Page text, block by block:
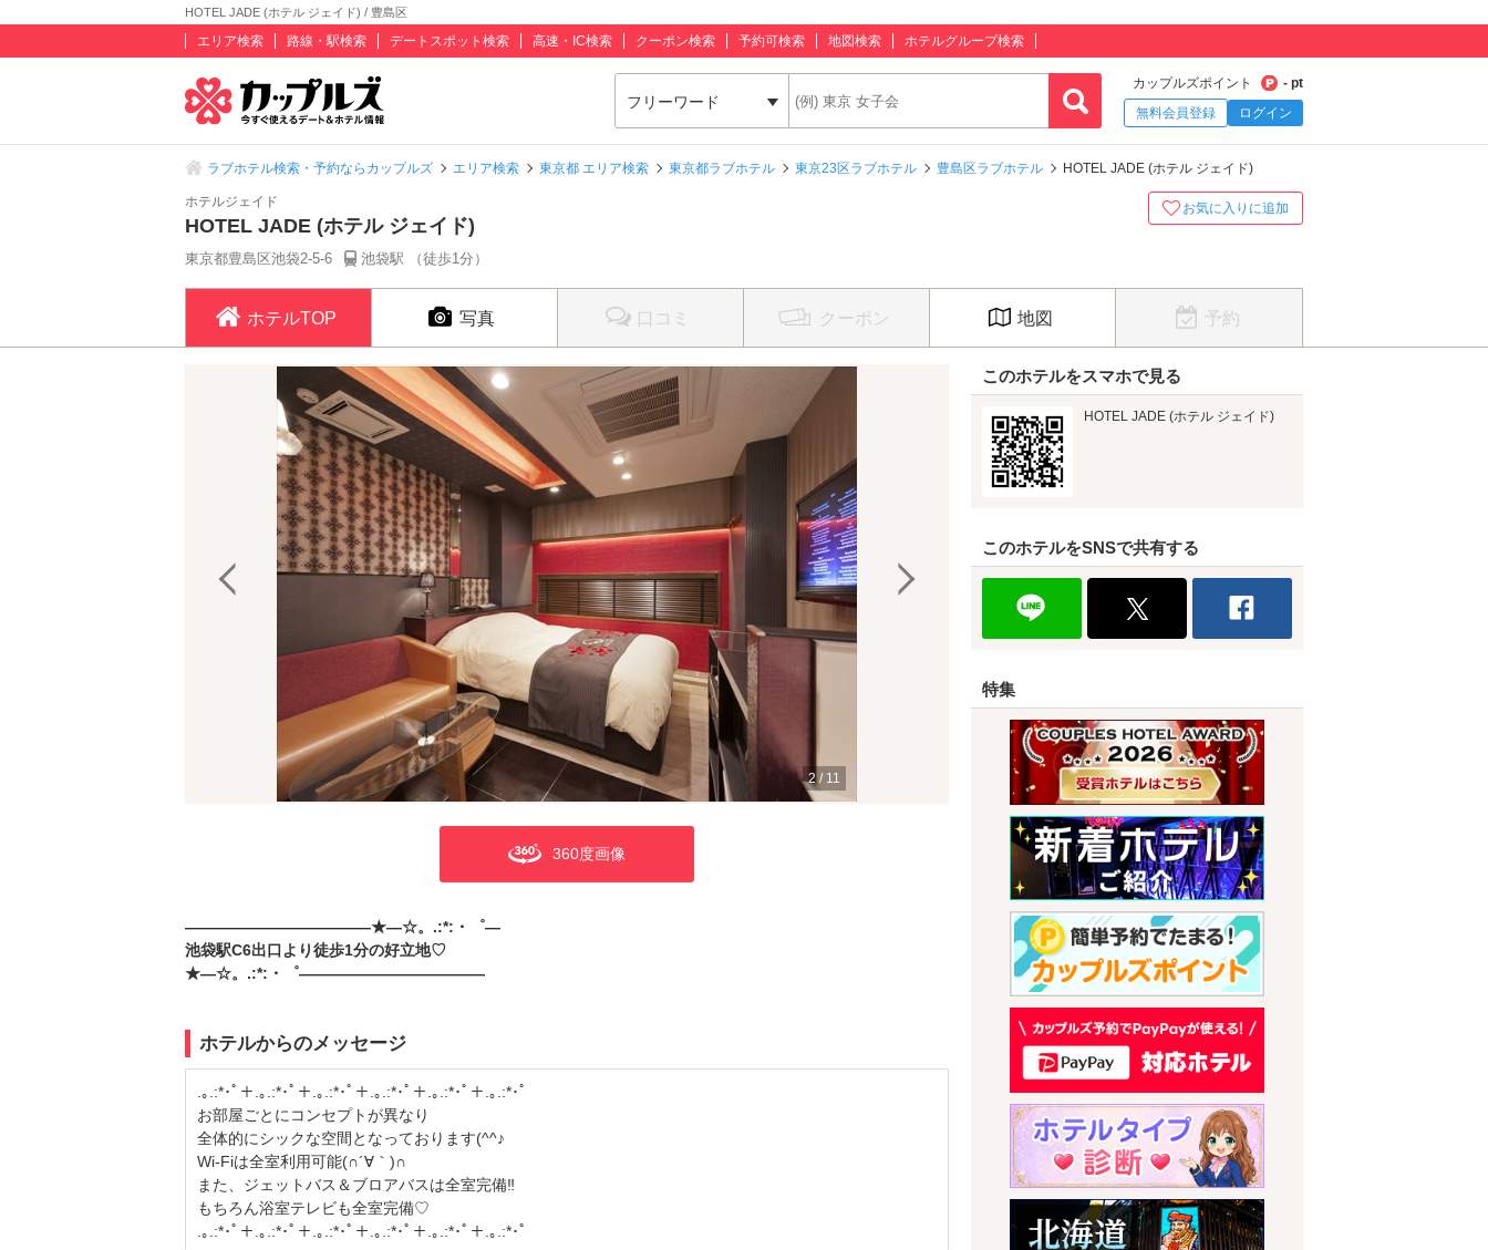
HOTEL JADE (ホテル ジェイド) / 豊島区
エリア検索 路線・駅検索 デートスポット検索 高速・IC検索 クーポン検索 予約可検索 地図検索 ホテルグループ検索
フリーワード
カップルズポイント
- pt
無料会員登録
ログイン
ラブホテル検索・予約ならカップルズ エリア検索 東京都 エリア検索 東京都ラブホテル 東京23区ラブホテル 豊島区ラブホテル HOTEL JADE (ホテル ジェイド)
ホテルジェイド
HOTEL JADE (ホテル ジェイド)
東京都豊島区池袋2-5-6 池袋駅 （徒歩1分）
お気に入りに追加
ホテルTOP 写真 口コミ クーポン 地図 予約
2 / 11
360度画像
――――――――――――★―☆。.:*:・゜―
池袋駅C6出口より徒歩1分の好立地♡
★―☆。.:*:・゜――――――――――――
ホテルからのメッセージ
.｡.:*･ﾟ＋.｡.:*･ﾟ＋.｡.:*･ﾟ＋.｡.:*･ﾟ＋.｡.:*･ﾟ＋.｡.:*･ﾟ
お部屋ごとにコンセプトが異なり
全体的にシックな空間となっております(^^♪
Wi-Fiは全室利用可能(∩´∀｀)∩
また、ジェットバス＆ブロアバスは全室完備‼
もちろん浴室テレビも全室完備♡
.｡.:*･ﾟ＋.｡.:*･ﾟ＋.｡.:*･ﾟ＋.｡.:*･ﾟ＋.｡.:*･ﾟ＋.｡.:*･ﾟ
このホテルをスマホで見る
HOTEL JADE (ホテル ジェイド)
このホテルをSNSで共有する
特集